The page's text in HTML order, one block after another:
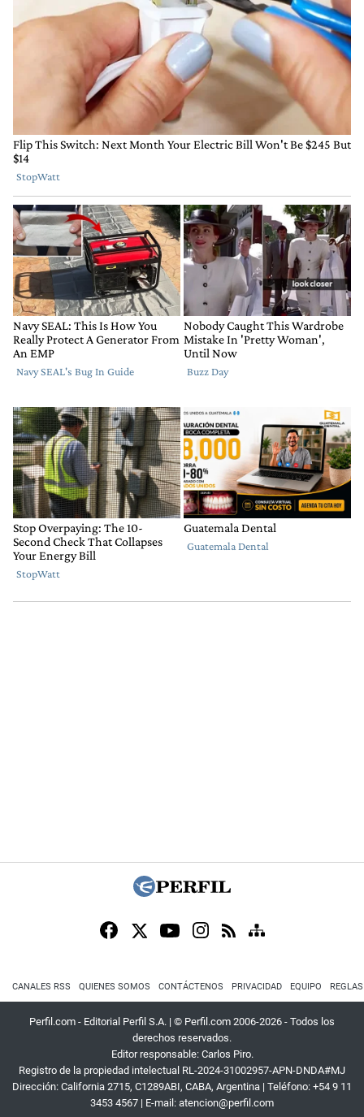
CANALES RSS QUIENES SOMOS CONTÁCTENOS PRIVACIDAD EQUIPO
Perfil.com - Editorial Perfil S.A. | © Perfil.com 2006-2026 - Todos los
derechos reservados.
Editor responsable: Carlos Piro.
Registro de la propiedad intelectual RL-2024-31002957-APN-DNDA#MJ
Dirección: California 2715, C1289ABI, CABA, Argentina | Teléfono: +54 9 11
3453 4567 | E-mail: atencion@perfil.com